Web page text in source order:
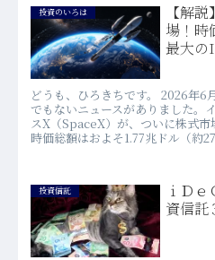
投資のいろは
【解
場！時
最大の
どうも、ひろきちです。 2026年6
でもないニュースがありました。
スX（SpaceX）が、ついに株式市
時価総額はおよそ1.77兆ドル（約
投資信託
ｉＤ
資信託